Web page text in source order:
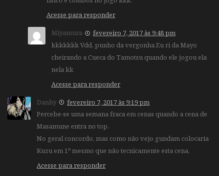
Acesse para responder
Miyamura
fevereiro 7, 2017 às 9:48 pm
kkkkkkk Vdd, punho da vergonha.Eu ri da Mayo
cheirando a Cueca do Tamotsu quando ele jogou ela
nela kk
Acesse para responder
Danhy
fevereiro 7, 2017 às 9:19 pm
Percebe-se uma semana fraca em cenas quando a cena de
Masamune entra no top.
No geral concordo, mas como não vejo gundam colocaria
Kuzu em 1º mesmo que não tecnicamente esta cena.
Acesse para responder